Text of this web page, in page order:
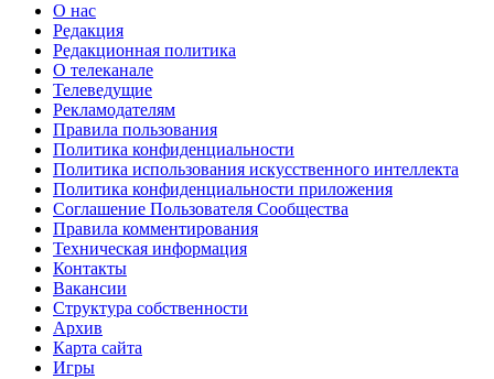
О нас
Редакция
Редакционная политика
О телеканале
Телеведущие
Рекламодателям
Правила пользования
Политика конфиденциальности
Политика использования искусственного интеллекта
Политика конфиденциальности приложения
Соглашение Пользователя Сообщества
Правила комментирования
Техническая информация
Контакты
Вакансии
Структура собственности
Архив
Карта сайта
Игры